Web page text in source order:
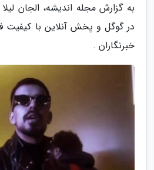
به گزارش مجله اندیشه، الجان
در گوگل و پخش آنلاین با کیفیت
خبرنگاران .